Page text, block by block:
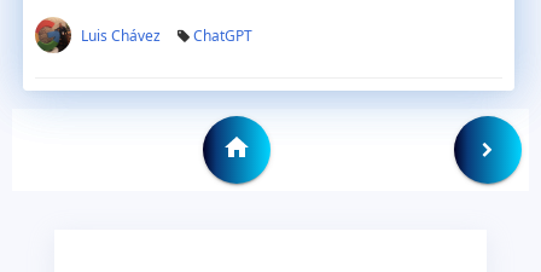
Luis Chávez ChatGPT